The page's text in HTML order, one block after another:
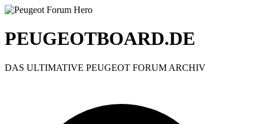
PEUGEOTBOARD.DE
DAS ULTIMATIVE PEUGEOT FORUM ARCHIV